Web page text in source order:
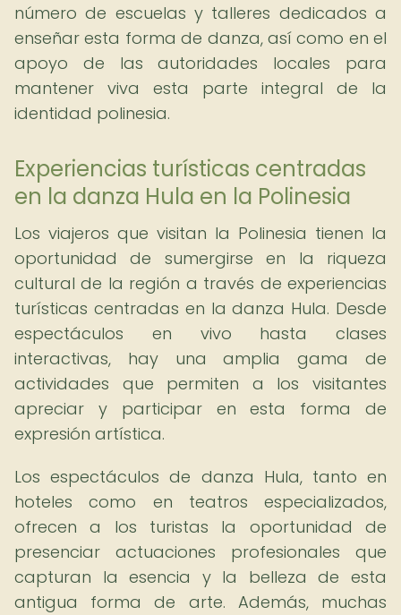
número de escuelas y talleres dedicados a
enseñar esta forma de danza, así como en el
apoyo de las autoridades locales para
mantener viva esta parte integral de la
identidad polinesia.
Experiencias turísticas centradas
en la danza Hula en la Polinesia
Los viajeros que visitan la Polinesia tienen la
oportunidad de sumergirse en la riqueza
cultural de la región a través de experiencias
turísticas centradas en la danza Hula. Desde
espectáculos en vivo hasta clases
interactivas, hay una amplia gama de
actividades que permiten a los visitantes
apreciar y participar en esta forma de
expresión artística.
Los espectáculos de danza Hula, tanto en
hoteles como en teatros especializados,
ofrecen a los turistas la oportunidad de
presenciar actuaciones profesionales que
capturan la esencia y la belleza de esta
antigua forma de arte. Además, muchas